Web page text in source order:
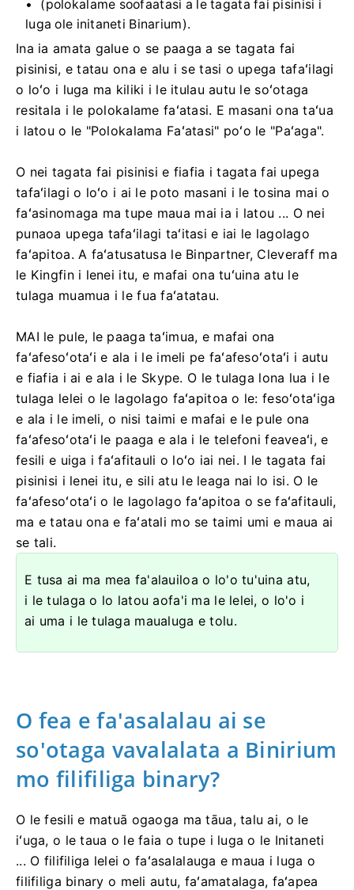
(polokalame soofaatasi a le tagata fai pisinisi i
luga ole initaneti Binarium).
Ina ia amata galue o se paaga a se tagata fai
pisinisi, e tatau ona e alu i se tasi o upega tafaʻilagi
o loʻo i luga ma kiliki i le itulau autu le soʻotaga
resitala i le polokalame faʻatasi. E masani ona taʻua
i latou o le "Polokalama Faʻatasi" poʻo le "Paʻaga".
O nei tagata fai pisinisi e fiafia i tagata fai upega
tafaʻilagi o loʻo i ai le poto masani i le tosina mai o
faʻasinomaga ma tupe maua mai ia i latou ... O nei
punaoa upega tafaʻilagi taʻitasi e iai le lagolago
faʻapitoa. A faʻatusatusa le Binpartner, Сleveraff ma
le Kingfin i lenei itu, e mafai ona tuʻuina atu le
tulaga muamua i le fua faʻatatau.
MAI le pule, le paaga taʻimua, e mafai ona
faʻafesoʻotaʻi e ala i le imeli pe faʻafesoʻotaʻi i autu
e fiafia i ai e ala i le Skype. O le tulaga lona lua i le
tulaga lelei o le lagolago faʻapitoa o le: fesoʻotaʻiga
e ala i le imeli, o nisi taimi e mafai e le pule ona
faʻafesoʻotaʻi le paaga e ala i le telefoni feaveaʻi, e
fesili e uiga i faʻafitauli o loʻo iai nei. I le tagata fai
pisinisi i lenei itu, e sili atu le leaga nai lo isi. O le
faʻafesoʻotaʻi o le lagolago faʻapitoa o se faʻafitauli,
ma e tatau ona e faʻatali mo se taimi umi e maua ai
se tali.
E tusa ai ma mea fa'alauiloa o lo'o tu'uina atu,
i le tulaga o lo latou aofa'i ma le lelei, o lo'o i
ai uma i le tulaga maualuga e tolu.
O fea e fa'asalalau ai se
so'otaga vavalalata a Binirium
mo filifiliga binary?
O le fesili e matuā ogaoga ma tāua, talu ai, o le
iʻuga, o le taua o le faia o tupe i luga o le Initaneti
... O filifiliga lelei o faʻasalalauga e maua i luga o
filifiliga binary o meli autu, faʻamatalaga, faʻapea